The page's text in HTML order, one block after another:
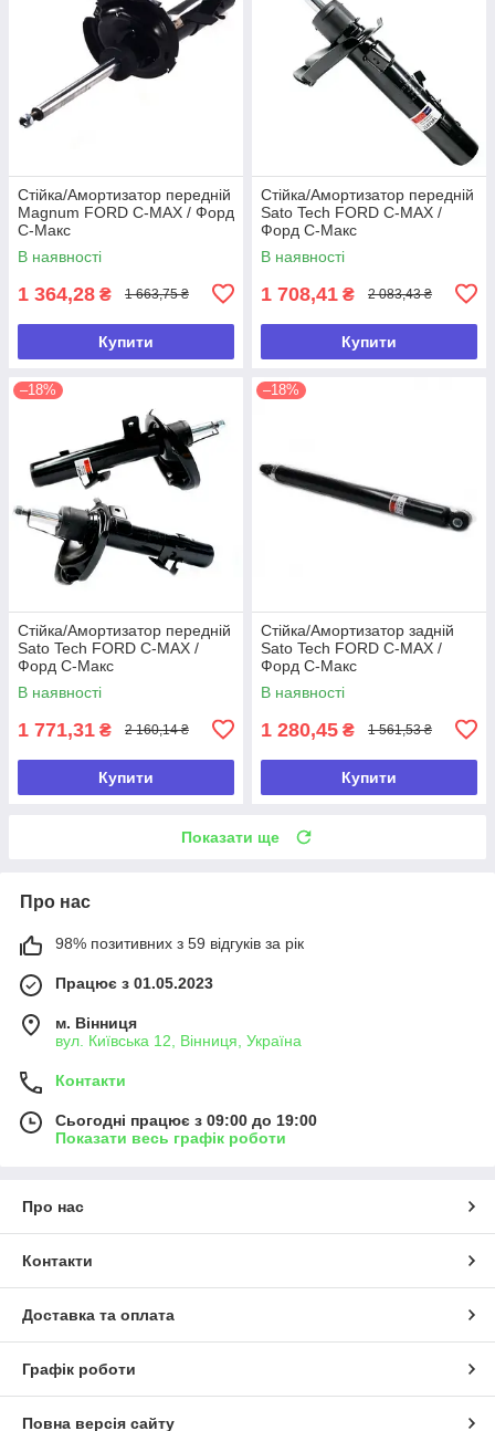
Стійка/Амортизатор передній
Magnum FORD C-MAX / Форд
С-Макс
В наявності
1 364,28 ₴ 1 663,75 ₴
Купити
Стійка/Амортизатор передній
Sato Tech FORD C-MAX /
Форд С-Макс
В наявності
1 708,41 ₴ 2 083,43 ₴
Купити
–18%
Стійка/Амортизатор передній
Sato Tech FORD C-MAX /
Форд С-Макс
В наявності
1 771,31 ₴ 2 160,14 ₴
Купити
–18%
Стійка/Амортизатор задній
Sato Tech FORD C-MAX /
Форд С-Макс
В наявності
1 280,45 ₴ 1 561,53 ₴
Купити
Показати ще
Про нас
98% позитивних з 59 відгуків за рік
Працює з 01.05.2023
м. Вінниця
вул. Київська 12, Вінниця, Україна
Контакти
Сьогодні працює з 09:00 до 19:00
Показати весь графік роботи
Про нас
Контакти
Доставка та оплата
Графік роботи
Повна версія сайту